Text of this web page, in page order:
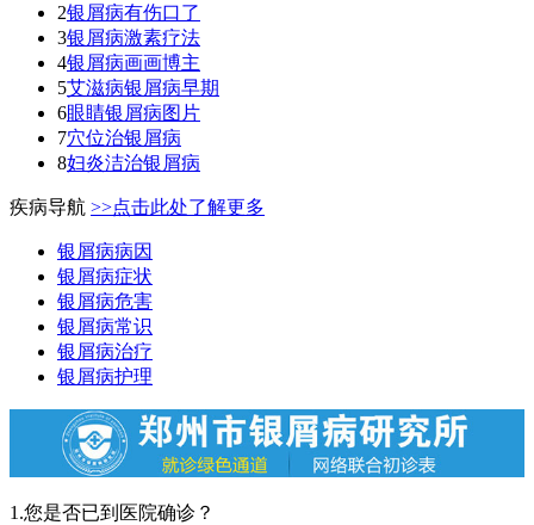
2银屑病有伤口了
3银屑病激素疗法
4银屑病画画博主
5艾滋病银屑病早期
6眼睛银屑病图片
7穴位治银屑病
8妇炎洁治银屑病
疾病导航 >>点击此处了解更多
银屑病病因
银屑病症状
银屑病危害
银屑病常识
银屑病治疗
银屑病护理
1.您是否已到医院确诊？